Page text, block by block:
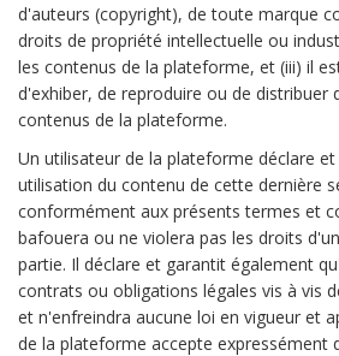
d'auteurs (copyright), de toute marque
droits de propriété intellectuelle ou
les contenus de la plateforme, et (iii) il
d'exhiber, de reproduire ou de distribuer
contenus de la plateforme.
Un utilisateur de la plateforme déclare
utilisation du contenu de cette dernière
conformément aux présents termes et
bafouera ou ne violera pas les droits
partie. Il déclare et garantit également
contrats ou obligations légales vis à vis
et n'enfreindra aucune loi en vigueur et
de la plateforme accepte expressément